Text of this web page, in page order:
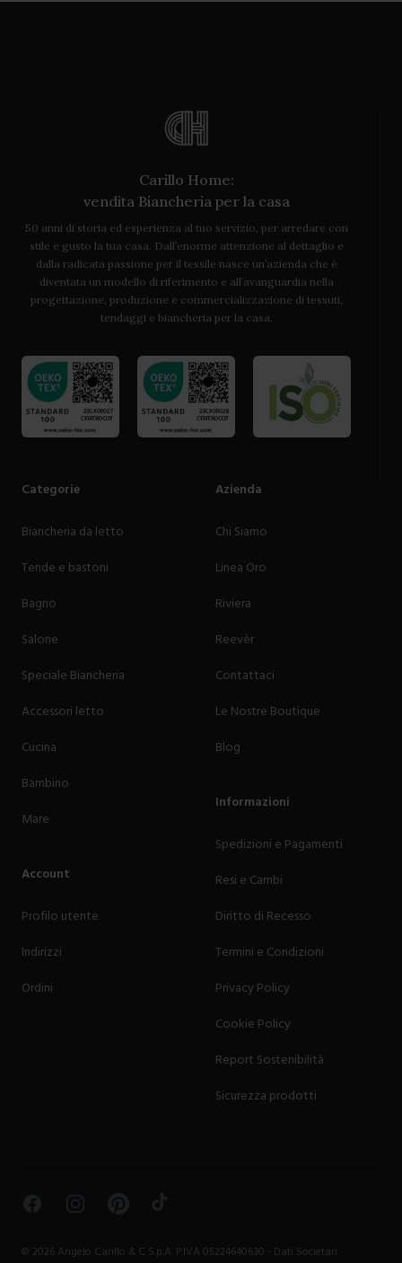
Carillo Home:
vendita Biancheria per la casa
50 anni di storia ed esperienza al tuo servizio, per arredare con
stile e gusto la tua casa. Dall’enorme attenzione al dettaglio e
dalla radicata passione per il tessile nasce un’azienda che è
diventata un modello di riferimento e all’avanguardia nella
progettazione, produzione e commercializzazione di tessuti,
tendaggi e biancheria per la casa.
Categorie
Biancheria da letto
Tende e bastoni
Bagno
Salone
Speciale Biancheria
Accessori letto
Cucina
Bambino
Mare
Account
Profilo utente
Indirizzi
Ordini
Azienda
Chi Siamo
Linea Oro
Riviera
Reevèr
Contattaci
Le Nostre Boutique
Blog
Informazioni
Spedizioni e Pagamenti
Resi e Cambi
Diritto di Recesso
Termini e Condizioni
Privacy Policy
Cookie Policy
Report Sostenibilità
Sicurezza prodotti
FacebookInstagramPinterestTikTok
© 2026 Angelo Carillo & C S.p.A. P.IVA 05224640630 - Dati Societari